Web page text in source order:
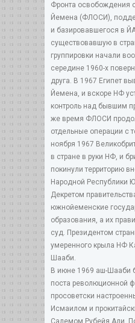
Фронта освобождения
Йемена (ФЛОСИ),
и базировавшегося в
существовавшую в
группировки начали
середине 1960-х
друга. В 1967 Египет
Йемена, и вскоре НФ
контроль над бывшим
же время ФЛОСИ
отдельные операции с
ноября 1967
в стране в руки НФ, и
покинули территорию
Народной Республики
Декретом
южнойеменские
образования, а их
суд. Президентом
умеренного крыла НФ
Шааби.
В июне 1969 аш-Шааби
поста революционной
просоветски
Исмаилом и
Салемом Рубейя Али.